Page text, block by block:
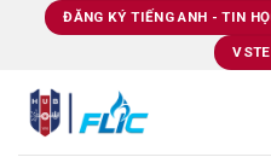
ĐĂNG KÝ TIẾNG ANH - TIN